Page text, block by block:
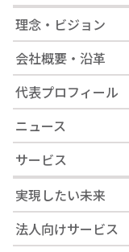
理念・ビジョン
会社概要・沿革
代表プロフィール
ニュース
サービス
実現したい未来
法人向けサービス